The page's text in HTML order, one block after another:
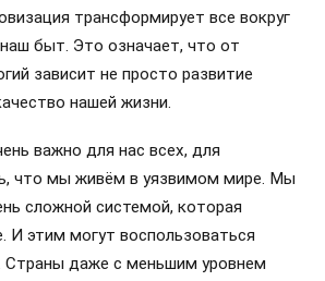
трансформирует все вокруг
быт. Это означает, что от
зависит не просто развитие
нашей жизни.
важно для нас всех, для
что мы живём в уязвимом мире. Мы
сложной системой, которая
И этим могут воспользоваться
Страны даже с меньшим уровнем